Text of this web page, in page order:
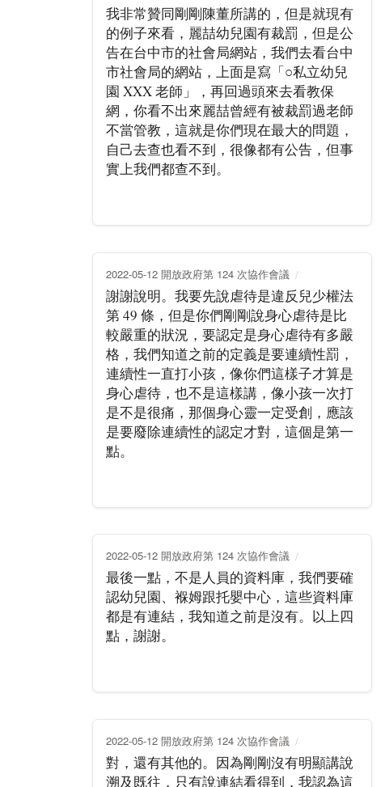
我非常贊同剛剛陳董所講的，但是就現有
的例子來看，麗喆幼兒園有裁罰，但是公
告在台中市的社會局網站，我們去看台中
市社會局的網站，上面是寫「○私立幼兒
園 XXX 老師」，再回過頭來去看教保
網，你看不出來麗喆曾經有被裁罰過老師
不當管教，這就是你們現在最大的問題，
自己去查也看不到，很像都有公告，但事
實上我們都查不到。
2022-05-12 開放政府第 124 次協作會議
謝謝說明。我要先說虐待是違反兒少權法
第 49 條，但是你們剛剛說身心虐待是比
較嚴重的狀況，要認定是身心虐待有多嚴
格，我們知道之前的定義是要連續性罰，
連續性一直打小孩，像你們這樣子才算是
身心虐待，也不是這樣講，像小孩一次打
是不是很痛，那個身心靈一定受創，應該
是要廢除連續性的認定才對，這個是第一
點。
2022-05-12 開放政府第 124 次協作會議
最後一點，不是人員的資料庫，我們要確
認幼兒園、褓姆跟托嬰中心，這些資料庫
都是有連結，我知道之前是沒有。以上四
點，謝謝。
2022-05-12 開放政府第 124 次協作會議
對，還有其他的。因為剛剛沒有明顯講說
溯及既往，只有說連結看得到，我認為這